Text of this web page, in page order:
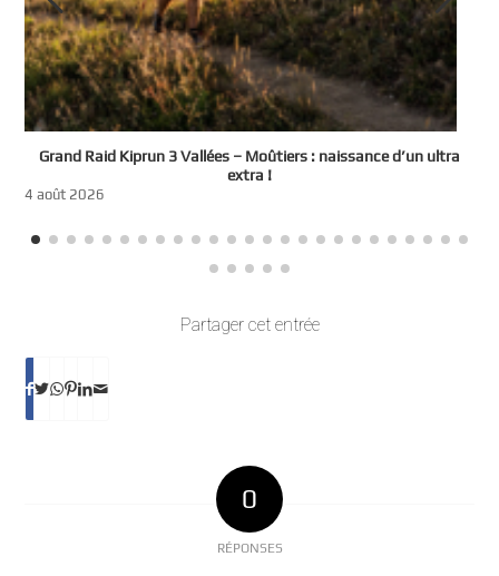
Grand Raid Kiprun 3 Vallées – Moûtiers : naissance d’un ultra
extra !
4 août 2026
Partager cet entrée
0
RÉPONSES